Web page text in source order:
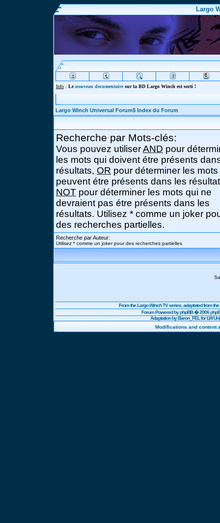
Largo
Info : Lenouveau documentairesur la BD Largo Winch est sorti !
Largo Winch Universal Forum$ Index du Forum
Recherche par Mots-clés:
Vous pouvez utiliserAND pour
les mots qui doivent étre présents
résultats, OR pour déterminer les
peuvent étre présents dans les
NOT pour déterminer les mots qui ne
devraient pas étre présents dans les
résultats. Utilisez * comme un joker
des recherches partielles.
Recherche par Auteur:
Utilisez * comme un joker pour des recherches partielles
From theLargo WinchTV series, adaptated from
Forum Powered byphpBB� 2006
Adaptation by Baron_FEL for LW
Modifications and content